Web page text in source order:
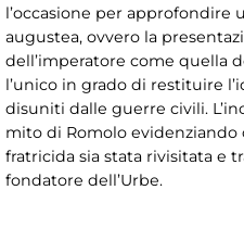
l’occasione per
augustea, ovvero la
dell’imperatore come quella
l’unico in grado di restituire
disuniti dalle guerre civili.
mito di Romolo
fratricida sia stata rivisitata e
fondatore dell’Urbe.